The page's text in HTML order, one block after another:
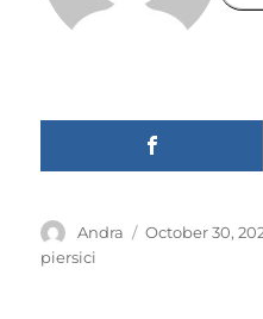
Author
Andra
Posted
October 30,
piersici